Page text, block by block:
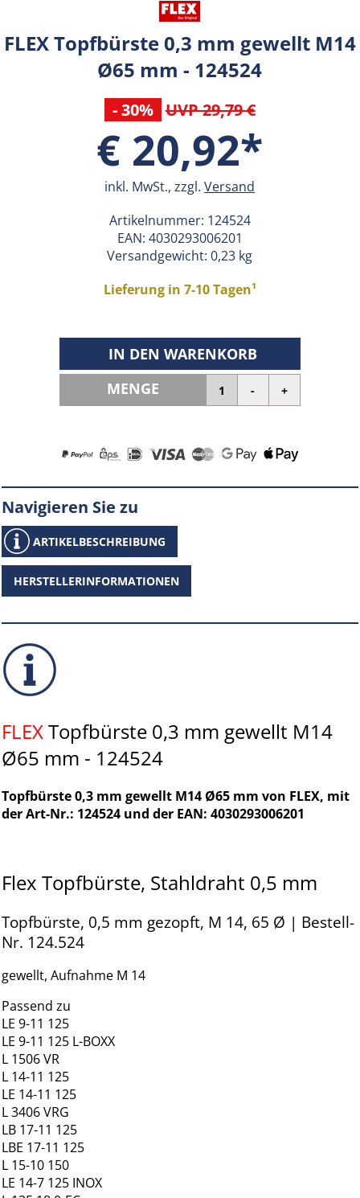
FLEX Topfbürste 0,3 mm gewellt M14
Ø65 mm - 124524
- 30% UVP 29,79 €
€ 20,92*
inkl. MwSt., zzgl.Versand
Artikelnummer: 124524
EAN: 4030293006201
Versandgewicht: 0,23 kg
Lieferung in 7-10 Tagen¹
IN DEN WARENKORB
MENGE
Navigieren Sie zu
ARTIKELBESCHREIBUNG
HERSTELLERINFORMATIONEN
FLEXTopfbürste 0,3 mm gewellt M14
Ø65 mm - 124524
Topfbürste 0,3 mm gewellt M14 Ø65 mm von FLEX, mit
der Art-Nr.: 124524 und der EAN: 4030293006201
Flex Topfbürste, Stahldraht 0,5 mm
Topfbürste, 0,5 mm gezopft, M 14, 65 Ø | Bestell-
Nr. 124.524
gewellt, Aufnahme M 14
Passend zu
LE 9-11 125
LE 9-11 125 L-BOXX
L 1506 VR
L 14-11 125
LE 14-11 125
L 3406 VRG
LB 17-11 125
LBE 17-11 125
L 15-10 150
LE 14-7 125 INOX